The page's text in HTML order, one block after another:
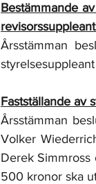
Bestämmande
Årsstämman
Fastställande av
Årsstämman
Volker
Derek Simmross
500 kronor ska